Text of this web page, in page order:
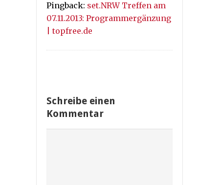
Pingback: set.NRW Treffen am
07.11.2013: Programmergänzung
| topfree.de
Schreibe einen
Kommentar